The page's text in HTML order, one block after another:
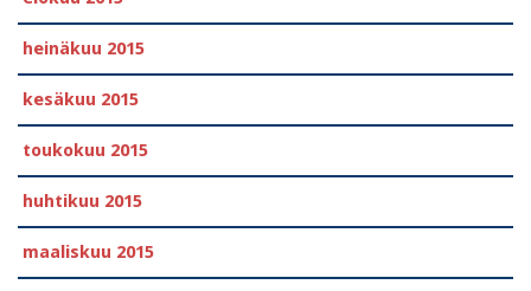
heinäkuu 2015
kesäkuu 2015
toukokuu 2015
huhtikuu 2015
maaliskuu 2015